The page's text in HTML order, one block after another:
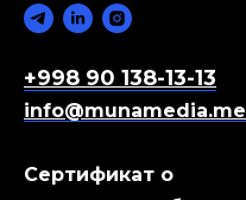
+998 90 138-13-13
info@munamedia.me
Сертификат о